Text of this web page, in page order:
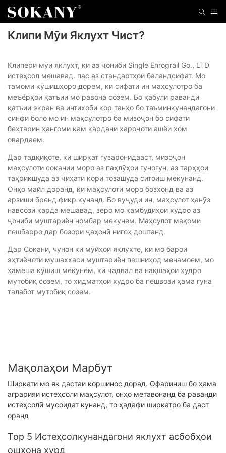
Клипи Мӯи Яклухт Чист?
Клипери мӯи яклухт, ки аз ҷониби Single Ehrograil Go., LTD
истеҳсол мешавад. пас аз стандартҳои баландсифат. Мо
тамоми кӯшишҳоро дорем, ки сифати ин маҳсулотро ба
меъёрҳои қатъии мо равона созем. Бо қабули раванди
қатъии экран ва интихоби кор танҳо бо таъминкунандагони
синфи боло мо ин маҳсулотро ба мизоҷон бо сифати
беҳтарин ҳангоми кам кардани хароҷоти ашёи хом
овардаем.
Дар тадқиқоте, ки ширкат гузаронидааст, мизоҷон
маҳсулоти сокании моро аз паҳлӯҳои гуногун, аз тарҳҳои
таҳрикшуда аз ҷиҳати кори тозашуда ситоиш мекунанд.
Онҳо майл доранд, ки маҳсулоти моро бозхонд ва аз
арзиши бренд фикр кунанд. Бо вуҷуди ин, маҳсулот ҳанӯз
навсозӣ карда мешавад, зеро мо камбудиҳои худро аз
ҷониби муштариён номбар мекунем. Маҳсулот мақоми
пешбарро дар бозори ҷаҳонӣ нигоҳ доштанд.
Дар Сокани, чунон ки мӯйҳои яклухте, ки мо барои
эҳтиёҷоти мушаххаси муштариён пешниҳод менамоем, мо
ҳамеша кӯшиш мекунем, ки ҷадвал ва нақшаҳои худро
мутобиқ созем, то хидматҳои худро ба пешвози ҳама гуна
талабот мутобиқ созем.
Мақолаҳои Марбут
Ширкати мо як дастаи коршинос дорад. Офариниш бо ҳама
аграрияи истеҳсоли маҳсулот, онҳо метавонанд ба раванди
истеҳсолӣ мусоидат кунанд, то ҳадафи ширкатро ба даст
оранд
Top 5 Истеҳсолкунандагони яклухт асбобҳои
ошхона хурд